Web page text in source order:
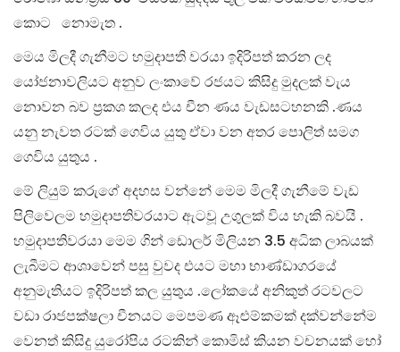
කොට නොමැත .
මෙය මිලදී ගැනීමට හමුදාපති වරයා ඉදිරිපත් කරන ලද
යෝජනාවලියට අනුව ලංකාවේ රජයට කිසිදු මුදලක් වැය
නොවන බව ප්‍රකශ කලද එය චීන ණය වැඩසටහනකි .ණය
යනු නැවත රටක් ගෙවිය යුතු ඒවා වන අතර පොලිත් සමග
ගෙවිය යුතුය .
මේ ලියුම් කරුගේ අදහස වන්නේ මෙම මිලදී ගැනීමේ වැඩ
පිලිවෙලම හමුදාපතිවරයාට ඇටවූ උගුලක් විය හැකි බවයි .
හමුදාපතිවරයා මෙම ගින් ඩොලර් මිලියන 3.5 අධික ලාබයක්
ලැබීමට ආශාවෙන් පසු වුවද එයට මහා භාණ්ඩාගරයේ
අනුමැතියට ඉදිරිපත් කල යුතුය .ලෝකයේ අනිකුත් රටවලට
වඩා රාජපක්ෂලා චීනයට මෙපමණ ඈළුම්කමක් දක්වන්නේම
වෙනත් කිසිදු යුරෝපිය රටකින් කොමිස් කියන වචනයක් හෝ